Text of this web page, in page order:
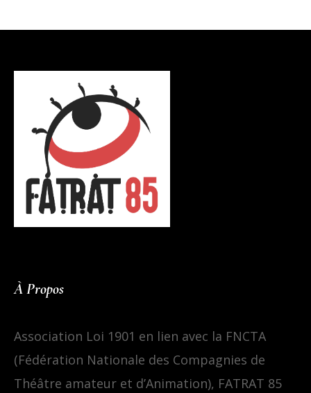
À Propos
Association Loi 1901 en lien avec la FNCTA
(Fédération Nationale des Compagnies de
Théâtre amateur et d’Animation), FATRAT 85